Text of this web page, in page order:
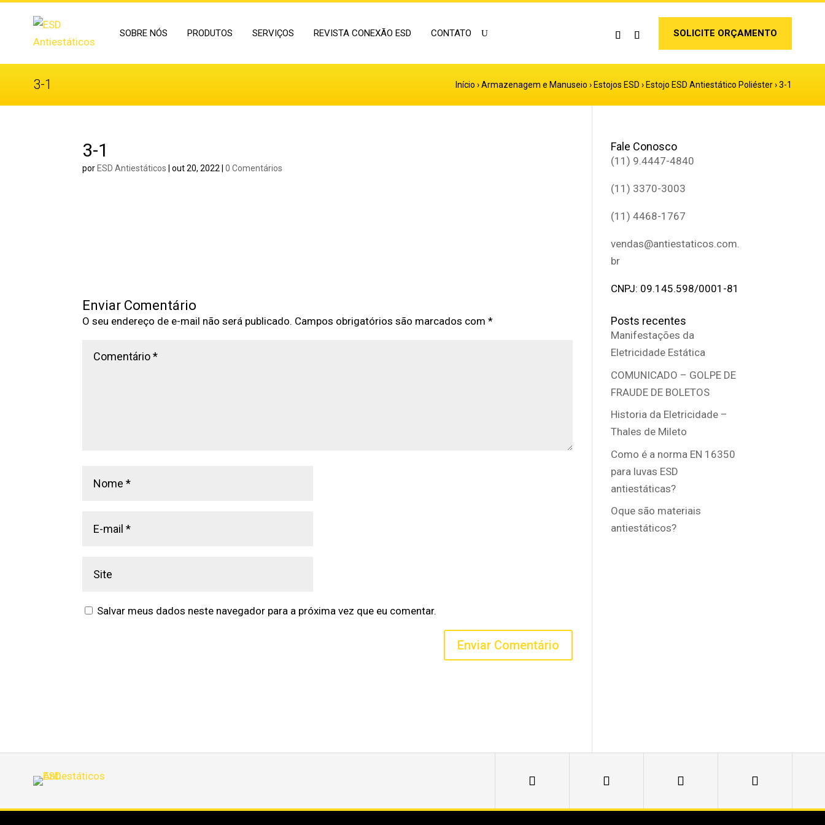
SOBRE NÓS PRODUTOS SERVIÇOS REVISTA CONEXÃO ESD CONTATO SOLICITE ORÇAMENTO
3-1 Início ›Armazenagem e Manuseio › Estojos ESD › Estojo ESD Antiestático Poliéster›3-1
3-1
por ESD Antiestáticos |out 20, 2022 |0 Comentários
Enviar Comentário
O seu endereço de e-mail não será publicado. Campos obrigatórios são marcados com*
Salvar meus dados neste navegador para a próxima vez que eu comentar.
Fale Conosco
(11) 9.4447-4840
(11) 3370-3003
(11) 4468-1767
vendas@antiestaticos.com.
br
CNPJ: 09.145.598/0001-81
Posts recentes
Manifestações da
Eletricidade Estática
COMUNICADO – GOLPE DE
FRAUDE DE BOLETOS
Historia da Eletricidade –
Thales de Mileto
Como é a norma EN 16350
para luvas ESD
antiestáticas?
Oque são materiais
antiestáticos?